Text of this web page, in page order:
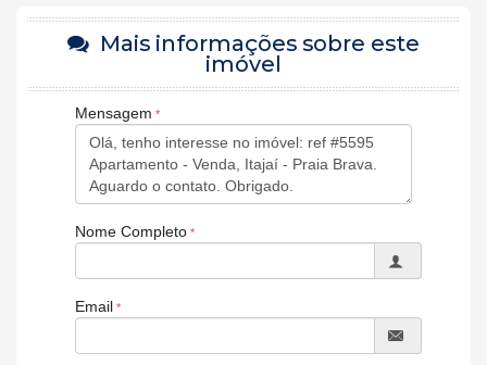
Mais informações sobre este
imóvel
Mensagem
Nome Completo
Email